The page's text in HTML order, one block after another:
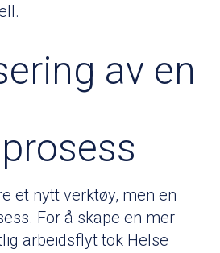
av en
et nytt verktøy, men en
For å skape en mer
arbeidsflyt tok Helse